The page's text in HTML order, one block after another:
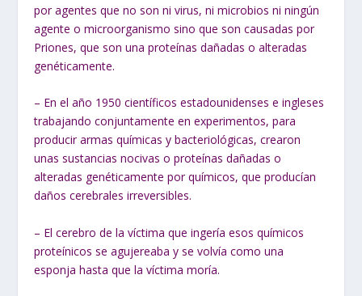
por agentes que no son ni virus, ni microbios ni ningún
agente o microorganismo sino que son causadas por
Priones, que son una proteínas dañadas o alteradas
genéticamente.
– En el año 1950 científicos estadounidenses e ingleses
trabajando conjuntamente en experimentos, para
producir armas químicas y bacteriológicas, crearon
unas sustancias nocivas o proteínas dañadas o
alteradas genéticamente por químicos, que producían
daños cerebrales irreversibles.
– El cerebro de la víctima que ingería esos químicos
proteínicos se agujereaba y se volvía como una
esponja hasta que la víctima moría.